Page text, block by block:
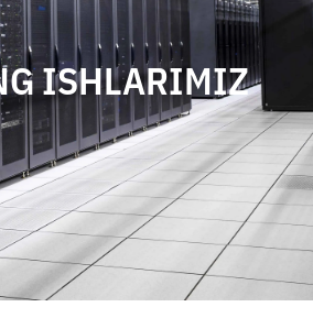
ISHLARIMIZ